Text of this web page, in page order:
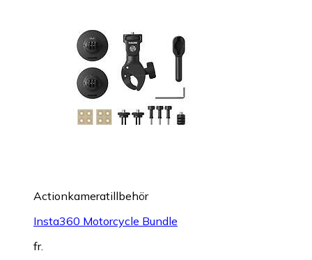
Actionkameratillbehör
Insta360 Motorcycle Bundle
fr.